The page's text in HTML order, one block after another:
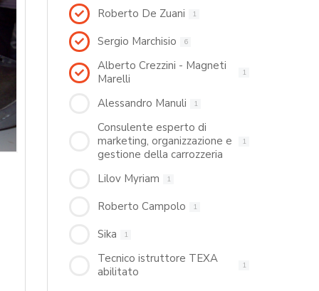
Roberto De Zuani 1
Sergio Marchisio 6
Alberto Crezzini - Magneti
Marelli
1
Alessandro Manuli 1
Consulente esperto di
marketing, organizzazione e
gestione della carrozzeria
1
Lilov Myriam 1
Roberto Campolo 1
Sika 1
Tecnico istruttore TEXA
abilitato
1